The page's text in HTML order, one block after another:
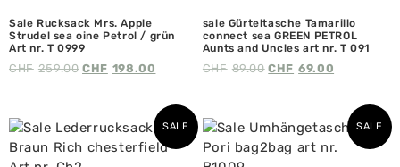
Sale Rucksack Mrs. Apple
Strudel sea oine Petrol / grün
Art nr. T 0999
CHF 259.00 CHF 198.00
sale Gürteltasche Tamarillo
connect sea GREEN PETROL
Aunts and Uncles art nr. T 091
CHF 89.00 CHF 69.00
SALE SALE